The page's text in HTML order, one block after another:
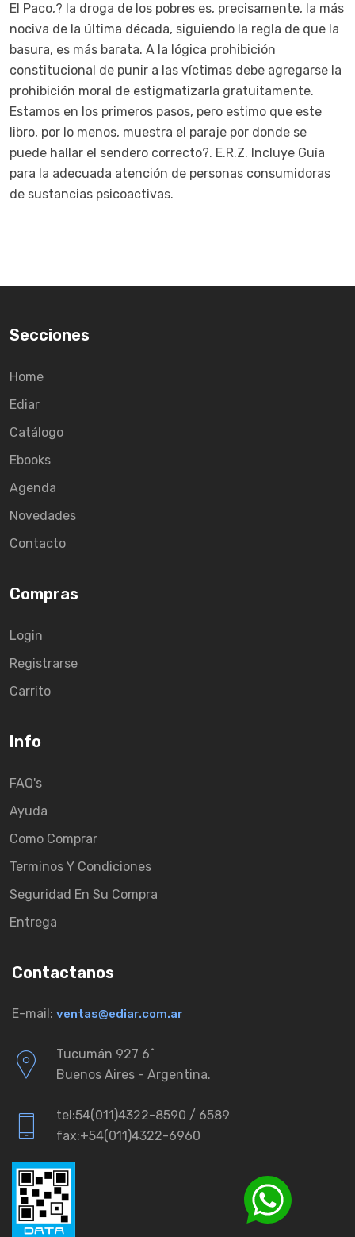
El Paco,? la droga de los pobres es, precisamente, la más
nociva de la última década, siguiendo la regla de que la
basura, es más barata. A la lógica prohibición
constitucional de punir a las víctimas debe agregarse la
prohibición moral de estigmatizarla gratuitamente.
Estamos en los primeros pasos, pero estimo que este
libro, por lo menos, muestra el paraje por donde se
puede hallar el sendero correcto?. E.R.Z. Incluye Guía
para la adecuada atención de personas consumidoras
de sustancias psicoactivas.
Secciones
Home
Ediar
Catálogo
Ebooks
Agenda
Novedades
Contacto
Compras
Login
Registrarse
Carrito
Info
FAQ's
Ayuda
Como Comprar
Terminos Y Condiciones
Seguridad En Su Compra
Entrega
Contactanos
E-mail: ventas@ediar.com.ar
Tucumán 927 6ˆ
Buenos Aires - Argentina.
tel:54(011)4322-8590 / 6589
fax:+54(011)4322-6960